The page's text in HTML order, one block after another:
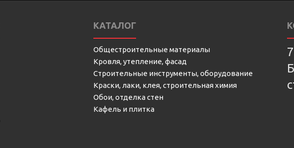
КАТАЛОГ
Общестроительные материалы
Кровля, утепление, фасад
Строительные инструменты, оборудование
Краски, лаки, клея, строительная химия
Обои, отделка стен
Кафель и плитка